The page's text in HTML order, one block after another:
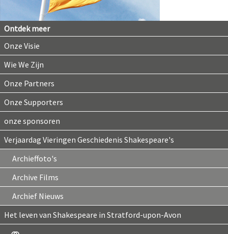
Ontdek meer
Onze Visie
Wie We Zijn
Onze Partners
Onze Supporters
onze sponsoren
Verjaardag Vieringen Geschiedenis Shakespeare's
Archieffoto's
Archive Films
Archief Nieuws
Het leven van Shakespeare in Stratford-upon-Avon